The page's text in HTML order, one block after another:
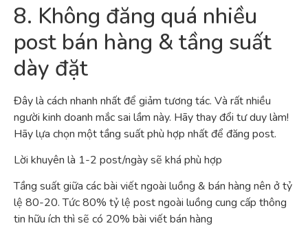
8. Không đăng quá nhiều
post bán hàng & tầng suất
dày đặt
Đây là cách nhanh nhất để giảm tương tác. Và rất nhiều
người kinh doanh mắc sai lầm này. Hãy thay đổi tư duy làm!
Hãy lựa chọn một tầng suất phù hợp nhất để đăng post.
Lời khuyên là 1-2 post/ngày sẽ khá phù hợp
Tầng suất giữa các bài viết ngoài luồng & bán hàng nên ở tỷ
lệ 80-20. Tức 80% tỷ lệ post ngoài luồng cung cấp thông
tin hữu ích thì sẽ có 20% bài viết bán hàng